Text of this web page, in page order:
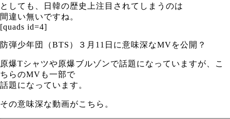
としても、日韓の歴史上注目されてしまうのは
間違い無いですね。
[quads id=4]
防弾少年団（BTS）３月11日に意味深なMVを公開？
原爆Tシャツや原爆ブルゾンで話題になっていますが、こ
ちらのMVも一部で
話題になっています。
その意味深な動画がこちら。